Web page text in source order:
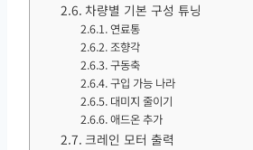
차량별 기본 구성 튜닝
연료통
조향각
구동축
구입 가능 나라
대미지 줄이기
애드온 추가
크레인 모터 출력